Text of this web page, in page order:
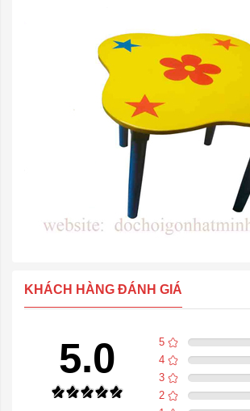
KHÁCH HÀNG ĐÁNH GIÁ
5.0 5
4
3
2